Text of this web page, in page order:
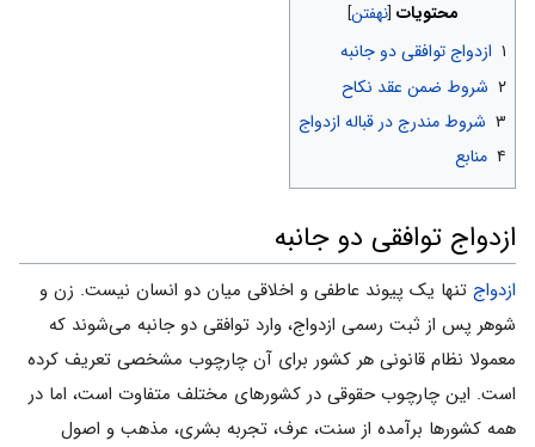
محتویات
۱ ازدواج توافقی دو جانبه
۲ شروط ضمن عقد نکاح
۳ شروط مندرج در قباله ازدواج
۴ منابع
ازدواج توافقی دو جانبه
ازدواج تنها یک پیوند عاطفی و اخلاقی میان دو انسان نیست. زن و
شوهر پس از ثبت رسمی ازدواج، وارد توافقی دو جانبه می‌شوند که
معمولا نظام قانونی هر کشور برای آن چارچوب مشخصی تعریف کرده
‌است. این چارچوب حقوقی در کشورهای مختلف متفاوت است، اما در
همه کشورها برآمده از سنت‌، عرف، تجربه بشری، مذهب و اصول